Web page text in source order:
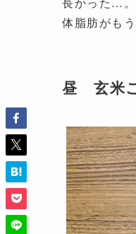
体脂肪がも
昼 玄米